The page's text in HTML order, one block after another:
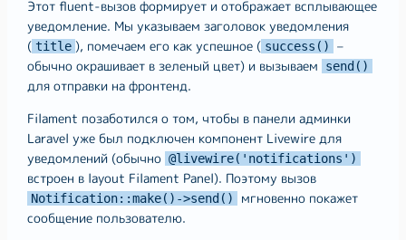
Этот fluent-вызов формирует и отображает всплывающее
уведомление. Мы указываем заголовок уведомления
( title ), помечаем его как успешное ( success()
–
обычно окрашивает в зеленый цвет) и вызываем
send()
для отправки на фронтенд.
Filament позаботился о том, чтобы в панели админки
Laravel уже был подключен компонент Livewire для
уведомлений (обычно @livewire('notifications')
встроен в layout Filament Panel). Поэтому вызов
Notification::make()->send()
мгновенно покажет
сообщение пользователю.